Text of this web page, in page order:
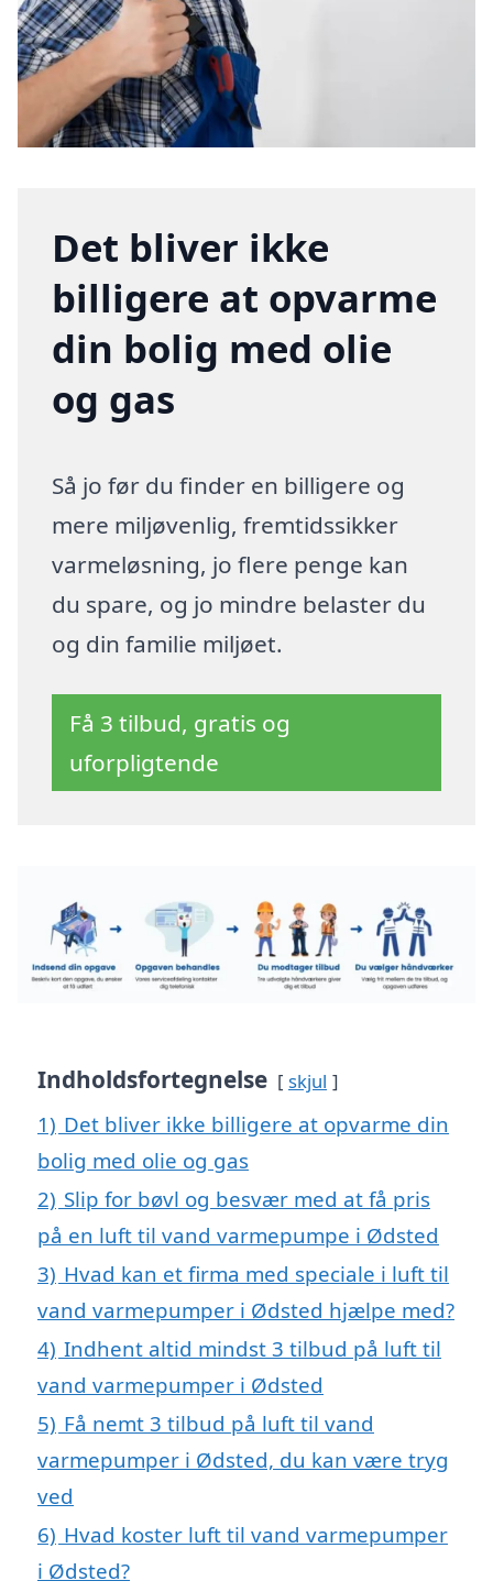
Det bliver ikke
billigere at opvarme
din bolig med olie
og gas
Så jo før du finder en billigere og
mere miljøvenlig, fremtidssikker
varmeløsning, jo flere penge kan
du spare, og jo mindre belaster du
og din familie miljøet.
Få 3 tilbud, gratis og
uforpligtende
Indholdsfortegnelse skjul
1) Det bliver ikke billigere at opvarme din
bolig med olie og gas
2) Slip for bøvl og besvær med at få pris
på en luft til vand varmepumpe i Ødsted
3) Hvad kan et firma med speciale i luft til
vand varmepumper i Ødsted hjælpe med?
4) Indhent altid mindst 3 tilbud på luft til
vand varmepumper i Ødsted
5) Få nemt 3 tilbud på luft til vand
varmepumper i Ødsted, du kan være tryg
ved
6) Hvad koster luft til vand varmepumper
i Ødsted?